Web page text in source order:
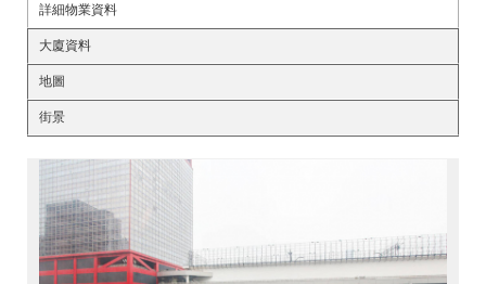
詳細物業資料
大廈資料
地圖
街景